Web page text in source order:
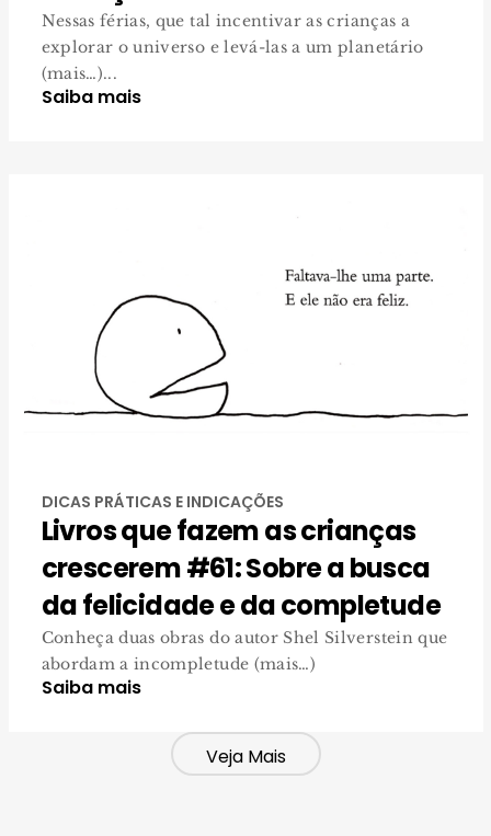
Nessas férias, que tal incentivar as crianças a
explorar o universo e levá-las a um planetário
(mais…)...
Saiba mais
DICAS PRÁTICAS E INDICAÇÕES
Livros que fazem as crianças
crescerem #61: Sobre a busca
da felicidade e da completude
Conheça duas obras do autor Shel Silverstein que
abordam a incompletude (mais…)
Saiba mais
Veja Mais